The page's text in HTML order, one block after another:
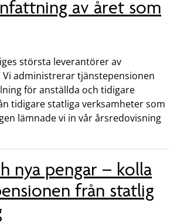
av året som
största leverantörer av
administrerar tjänstepensionen
för anställda och tidigare
tidigare statliga verksamheter som
lämnade vi in vår årsredovisning
nya pengar – kolla
från statlig